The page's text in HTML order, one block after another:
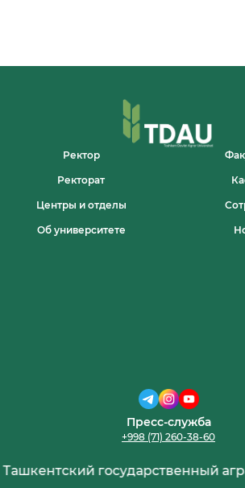
Ректор
Ректорат
Центры и отделы
Об университете
Пресс-служба
+998 (71) 260-38-60
государственный